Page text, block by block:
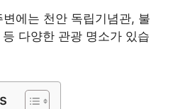
에는 천안 독립기념관, 불
다양한 관광 명소가 있습